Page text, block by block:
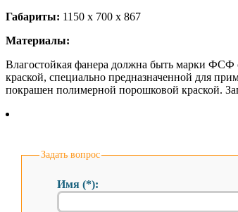
Габариты: 1150 х 700 х 867
Материалы:
Влагостойкая фанера должна быть марки
краской, специально предназначенной для
покрашен полимерной порошковой краской.
Задать вопрос
Имя (*):